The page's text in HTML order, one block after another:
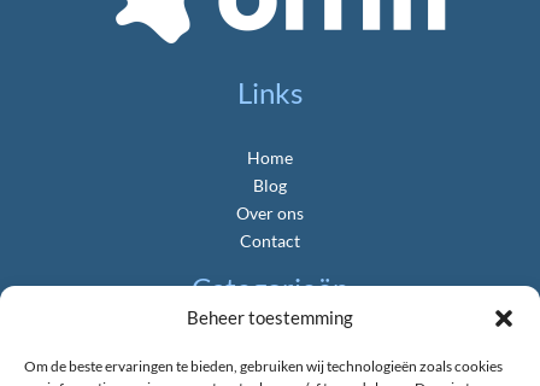
Beheer toestemming
Om de beste ervaringen te bieden, gebruiken wij technologieën zoals cookies
Links
Home
Blog
Over ons
Contact
Categorieën
Gemeente & Politiek